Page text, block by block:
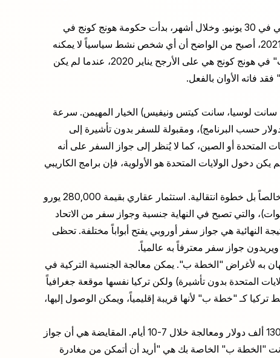
هونج كونج في عام 2020 هي أوضح مثال. صدر قانون الأمن القومي في 30 يونيو. وخلال أشهر، بدأت حكومة هونج كونج في
التحقيق مع الناشطين والمعارضين المحتملين. وبحلول أواخر عام 2021، أصبح من الواضح أن أي شخص نشط سياسياً لا يمكنه
المغادرة. كانت النافذة المثالية للحصول على جواز سفر "الخطة ب" في هونج كونج هي على الأرجح يناير 2020، عندما لم يكن
فاته الأوان بالفعل.
سانت لوسيا، سانت كيتس ونيفيس) الخيار المهيمن. سرعة
(90-180 يوماً)، تكلفة معقولة (100 ألف - 250 ألف دولار حسب البرنامج)، ومقبولة للسفر بدون تأشيرة إلى
أو الصين، كما لا يُنظر إلى جواز السفر على أنه
دخول الولايات المتحدة هو الأولوية، فإن برامج الكاريبي
وظيفة مختلفة—فهي ليست جواز سفر "خطة ب" خالصاً بل خطوة انتقالية. استثمار عقاري بقيمة 280,000 يورو
إقامة، والذي يصبح في النهاية إقامة دائمة (بعد 5 سنوات)، والتي تصبح في النهاية جنسية وجواز سفر من الاتحاد
النتيجة النهائية هي جواز سفر أوروبي يفتح أبواباً مختلفة. تحظى
- 500 ألف دولار) خيار يُستهان به لأغراض "الخطة ب". يمكن معالجة الجنسية التركية في
المتحدة بدون تأشيرة) ولكن تركيا نفسها موقعة جغرافياً
كـ "خطة ب" لأنها قريبة إقليمياً، ويمكن الوصول إليها،
هي خيار السرعة القصوى. الأرخص والأسرع في القطاع—130 ألف دولار ومعالجة خلال 7-10 أيام. المقايضة هي أن جواز
"الخطة ب" الخاصة بك هي "أريد أن أتمكن من مغادرة